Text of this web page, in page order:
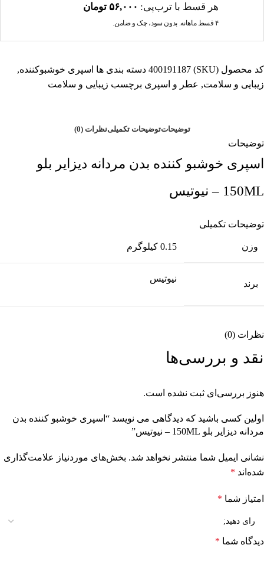
هر قسط با ترب‌پی: ۵۶,۰۰۰ تومان
۴ قسط ماهانه. بدون سود، چک و ضامن.
کد محصول (SKU) 400191187 دسته بندی ها اسپری خوشبوکننده,
زیبایی و سلامت, عطر و اسپری برچسب زیبایی و سلامت
توضیحاتتوضیحات تکمیلینظرات (0)
توضیحات
اسپری خوشبو کننده بدن مردانه دیزایر بلو
150ML – نیوتیس
توضیحات تکمیلی
وزن 0.15 کیلوگرم
برند
نیوتیس
نظرات (0)
نقد و بررسی‌ها
هنوز بررسی‌ای ثبت نشده است.
اولین کسی باشید که دیدگاهی می نویسد “اسپری خوشبو کننده بدن
مردانه دیزایر بلو 150ML – نیوتیس”
نشانی ایمیل شما منتشر نخواهد شد. بخش‌های موردنیاز علامت‌گذاری
شده‌اند *
امتیاز شما *
دیدگاه شما *